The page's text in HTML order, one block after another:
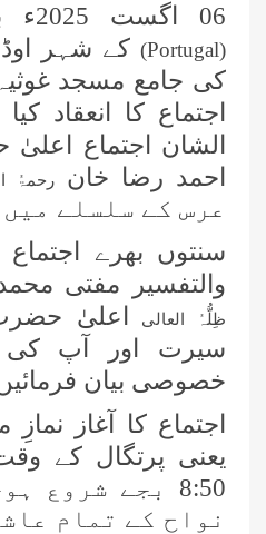
06 اگست 2025ء بروز بدھ پُرتگال
(
Portugal
)کے شہر
کی جامع مسجد
اجتماع کا انعقاد
الشان اجتماع
احمد رضا خانرحمۃُ
عرس کے سلسلے
سنتوں بھرے
والتفسیر مفتی
ظِلُّہُ العالی
اعلیٰ
سیرت اور آپ کی
خصوصی بیان
اجتماع کا آغاز
یعنی پرتگال کے
8:50 بجے شروع
نواح کے تمام